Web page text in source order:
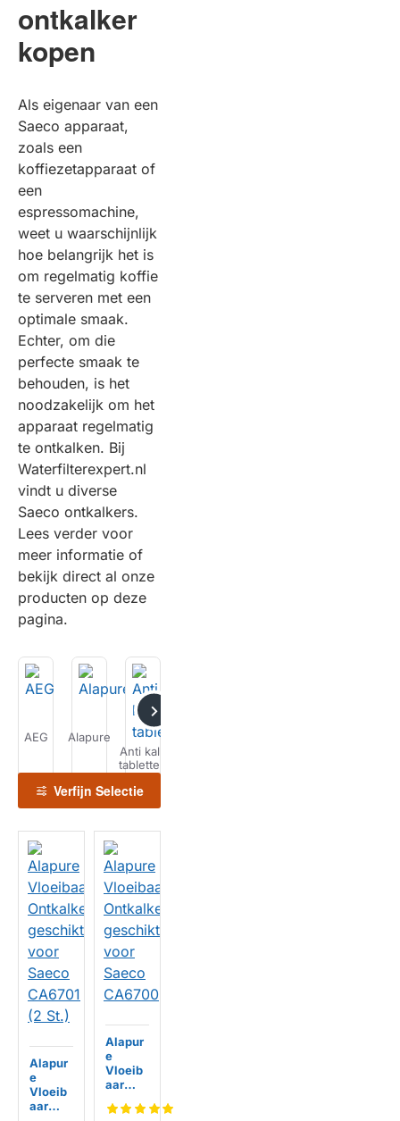
ontkalker
kopen
Als eigenaar van een
Saeco apparaat,
zoals een
koffiezetapparaat of
een
espressomachine,
weet u waarschijnlijk
hoe belangrijk het is
om regelmatig koffie
te serveren met een
optimale smaak.
Echter, om die
perfecte smaak te
behouden, is het
noodzakelijk om het
apparaat regelmatig
te ontkalken. Bij
Waterfilterexpert.nl
vindt u diverse
Saeco ontkalkers.
Lees verder voor
meer informatie of
bekijk direct al onze
producten op deze
pagina.
AEG
Alapure
Anti kalk
tabletten
Verfijn Selectie
Alapur
e
Vloeib
aar
Alapur
e
Vloeib
aar
ker